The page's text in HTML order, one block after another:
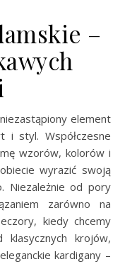
–
element
i styl. Współczesne
wzorów, kolorów i
wyrazić swoją
Niezależnie od pory
zarówno na
kiedy chcemy
klasycznych krojów,
kardigany –